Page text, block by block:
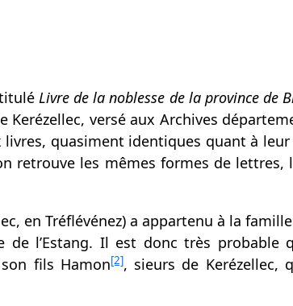
Livre de la noblesse de la province de
versé aux Archives
livres, quasiment identiques quant à
retrouve les mêmes formes de lettres,
en Tréflévénez) a appartenu à la
de l’Estang. Il est donc très probable
fils Hamon[2], sieurs de